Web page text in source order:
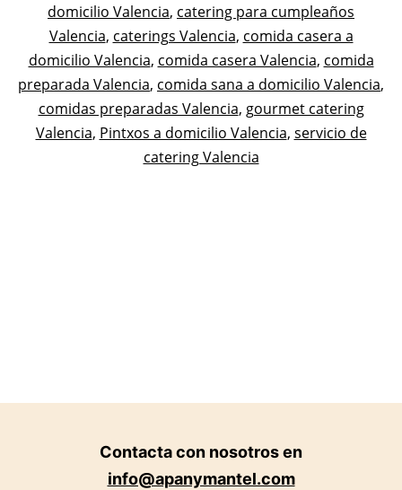
Catering
a
domicilio
en
Valencia.
como
Tapas
Canapés
domicilio Valencia, catering para cumpleaños
Valencia, caterings Valencia, comida casera a
domicilio Valencia, comida casera Valencia, comida
preparada Valencia, comida sana a domicilio Valencia,
comidas preparadas Valencia, gourmet catering
Valencia, Pintxos a domicilio Valencia, servicio de
catering Valencia
Contacta con nosotros en
info@apanymantel.com